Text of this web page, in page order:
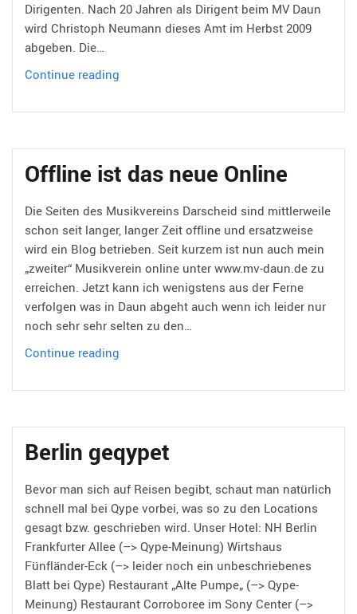
Dirigenten. Nach 20 Jahren als Dirigent beim MV Daun
wird Christoph Neumann dieses Amt im Herbst 2009
abgeben. Die…
Continue reading
sucht
Dirigenten
Offline ist das neue Online
Die Seiten des Musikvereins Darscheid sind mittlerweile
schon seit langer, langer Zeit offline und ersatzweise
wird ein Blog betrieben. Seit kurzem ist nun auch mein
„zweiter“ Musikverein online unter www.mv-daun.de zu
erreichen. Jetzt kann ich wenigstens aus der Ferne
verfolgen was in Daun abgeht auch wenn ich leider nur
noch sehr sehr selten zu den…
Continue reading
das
Online
Berlin geqypet
Bevor man sich auf Reisen begibt, schaut man natürlich
schnell mal bei Qype vorbei, was so zu den Locations
gesagt bzw. geschrieben wird. Unser Hotel: NH Berlin
Frankfurter Allee (–> Qype-Meinung) Wirtshaus
Fünfländer-Eck (–> leider noch ein unbeschriebenes
Blatt bei Qype) Restaurant „Alte Pumpe„ (–> Qype-
Meinung) Restaurant Corroboree im Sony Center (–>